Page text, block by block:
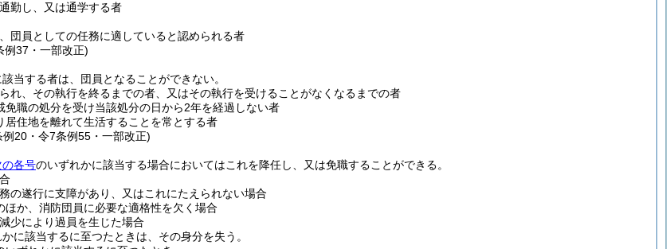
勤し、又は通学する者
団員としての任務に適していると認められる者
例37・一部改正)
当する者は、団員となることができない。
れ、その執行を終るまでの者、又はその執行を受けることがなくなるまでの者
免職の処分を受け当該処分の日から2年を経過しない者
居住地を離れて生活することを常とする者
20・令7条例55・一部改正)
の各号のいずれかに該当する場合においてはこれを降任し、又は免職することができる。
の遂行に支障があり、又はこれにたえられない場合
ほか、消防団員に必要な適格性を欠く場合
少により過員を生じた場合
に該当するに至つたときは、その身分を失う。